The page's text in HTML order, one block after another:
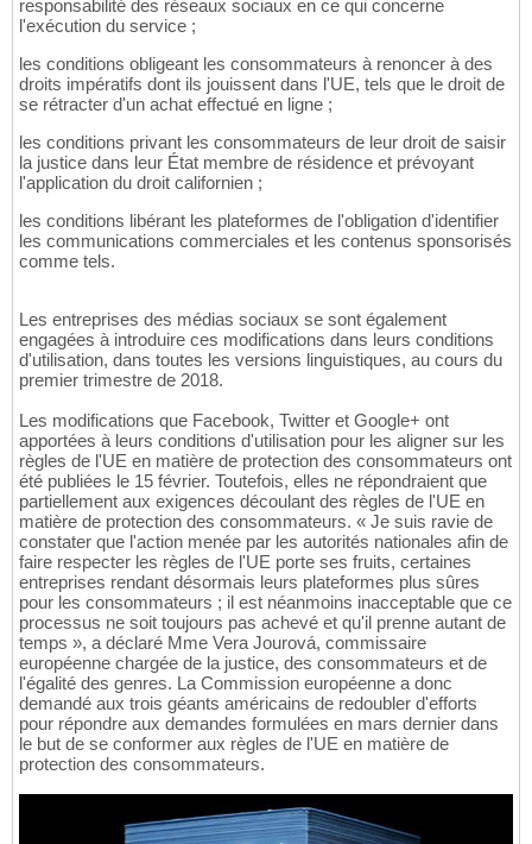
responsabilité des réseaux sociaux en ce qui concerne
l'exécution du service ;
les conditions obligeant les consommateurs à renoncer à des
droits impératifs dont ils jouissent dans l'UE, tels que le droit de
se rétracter d'un achat effectué en ligne ;
les conditions privant les consommateurs de leur droit de saisir
la justice dans leur État membre de résidence et prévoyant
l'application du droit californien ;
les conditions libérant les plateformes de l'obligation d'identifier
les communications commerciales et les contenus sponsorisés
comme tels.
Les entreprises des médias sociaux se sont également
engagées à introduire ces modifications dans leurs conditions
d'utilisation, dans toutes les versions linguistiques, au cours du
premier trimestre de 2018.
Les modifications que Facebook, Twitter et Google+ ont
apportées à leurs conditions d'utilisation pour les aligner sur les
règles de l'UE en matière de protection des consommateurs ont
été publiées le 15 février. Toutefois, elles ne répondraient que
partiellement aux exigences découlant des règles de l'UE en
matière de protection des consommateurs. « Je suis ravie de
constater que l'action menée par les autorités nationales afin de
faire respecter les règles de l'UE porte ses fruits, certaines
entreprises rendant désormais leurs plateformes plus sûres
pour les consommateurs ; il est néanmoins inacceptable que ce
processus ne soit toujours pas achevé et qu'il prenne autant de
temps », a déclaré Mme Vera Jourová, commissaire
européenne chargée de la justice, des consommateurs et de
l'égalité des genres. La Commission européenne a donc
demandé aux trois géants américains de redoubler d'efforts
pour répondre aux demandes formulées en mars dernier dans
le but de se conformer aux règles de l'UE en matière de
protection des consommateurs.